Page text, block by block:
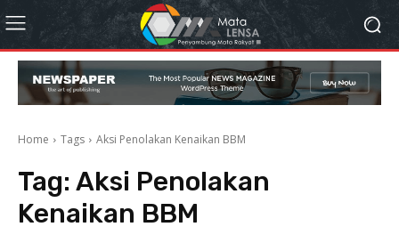
Home Tags Aksi Penolakan Kenaikan BBM
Tag: Aksi Penolakan
Kenaikan BBM